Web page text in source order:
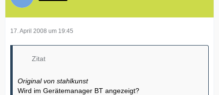
17. April 2008 um 19:45
Zitat
Original von stahlkunst
Wird im Gerätemanager BT angezeigt?